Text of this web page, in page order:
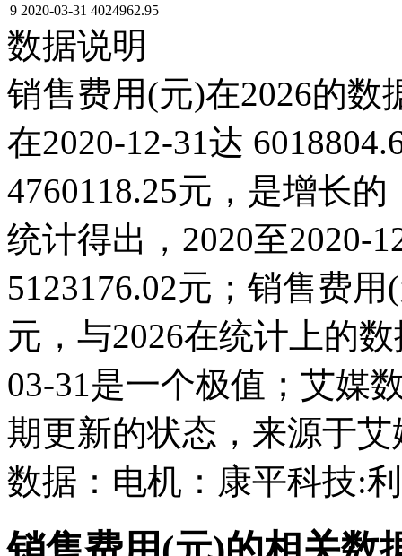
9 2020-03-31 4024962.95
数据说明
销售费用(元)在2026的数
在2020-12-31达
4760118.25元，是增长
统计得出，2020至2020-
5123176.02元；销售费用
元，与2026在统计上的
03-31是一个极值；艾媒
期更新的状态，来源于
数据：电机：康平科技: